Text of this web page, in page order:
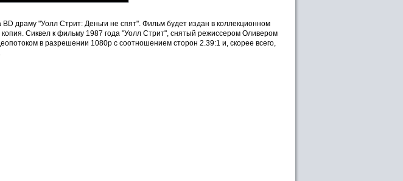
драму "Уолл Стрит: Деньги не спят". Фильм будет издан в коллекционном
Сиквел к фильму 1987 года "Уолл Стрит", снятый режиссером Оливером
в разрешении 1080р с соотношением сторон 2.39:1 и, скорее всего,